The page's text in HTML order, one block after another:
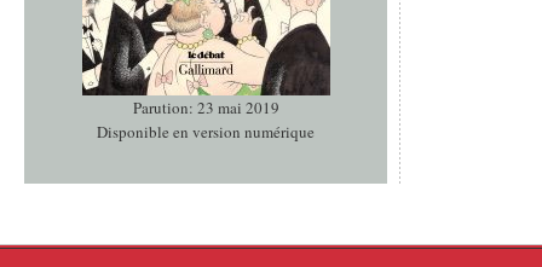
Parution: 23 mai 2019
Disponible en version numérique